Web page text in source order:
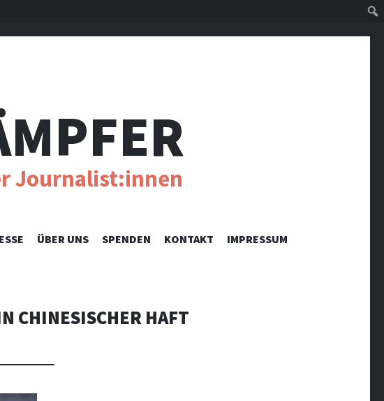
Journalist:innen
ÜBER UNS SPENDEN KONTAKT IMPRESSUM
CHINESISCHER HAFT